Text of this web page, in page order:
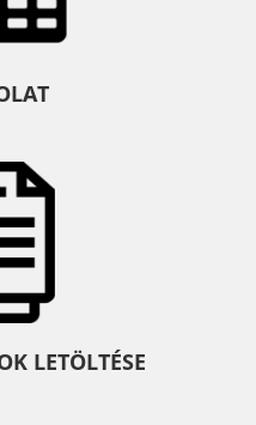
LETÖLTÉSE